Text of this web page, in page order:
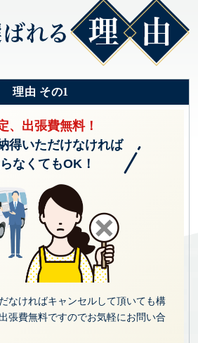
理由 その1
、出張費無料！
得いただけなければ
なくてもOK！
なければキャンセルして頂いても構
張費無料ですのでお気軽にお問い合